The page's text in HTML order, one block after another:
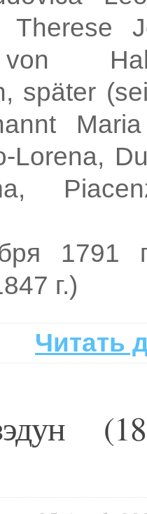
Therese
später
Lorena,
1791
г.)
Читать